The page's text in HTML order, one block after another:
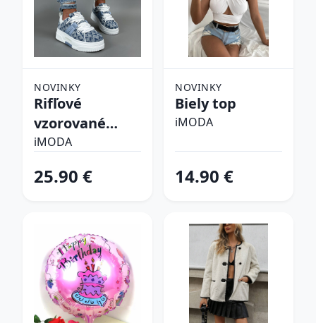
NOVINKY
Rifľové
vzorované
tenisky
iMODA
25.90 €
NOVINKY
Biely top
iMODA
14.90 €